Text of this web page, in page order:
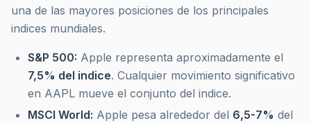
una de las mayores posiciones de los principales
indices mundiales.
S&P 500: Apple representa aproximadamente el
7,5% del indice. Cualquier movimiento significativo
en AAPL mueve el conjunto del indice.
MSCI World: Apple pesa alrededor del 6,5-7% del